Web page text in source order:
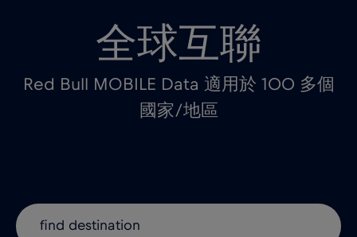
全球互聯
Red Bull MOBILE Data 適用於 100 多個
國家/地區